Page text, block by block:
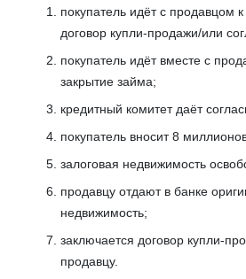
покупатель идёт с продавцом
договор купли-продажи/или
покупатель идёт вместе с
закрытие займа;
кредитный комитет даёт
покупатель вносит 8
залоговая недвижимость
продавцу отдают в банке
недвижимость;
заключается договор купли-
продавцу.